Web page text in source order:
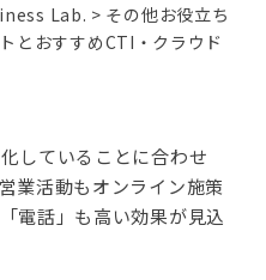
Lab.
その他お役立ち
とおすすめCTI・クラウド
していることに合わせ
業活動もオンライン施策
電話」も高い効果が見込